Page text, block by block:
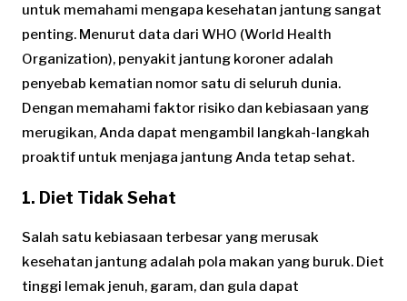
untuk memahami mengapa kesehatan jantung sangat
penting. Menurut data dari WHO (World Health
Organization), penyakit jantung koroner adalah
penyebab kematian nomor satu di seluruh dunia.
Dengan memahami faktor risiko dan kebiasaan yang
merugikan, Anda dapat mengambil langkah-langkah
proaktif untuk menjaga jantung Anda tetap sehat.
1. Diet Tidak Sehat
Salah satu kebiasaan terbesar yang merusak
kesehatan jantung adalah pola makan yang buruk. Diet
tinggi lemak jenuh, garam, dan gula dapat